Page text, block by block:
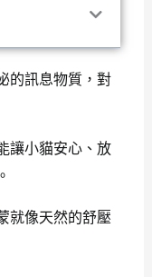
的訊息物質，對
讓小貓安心、放
就像天然的舒壓